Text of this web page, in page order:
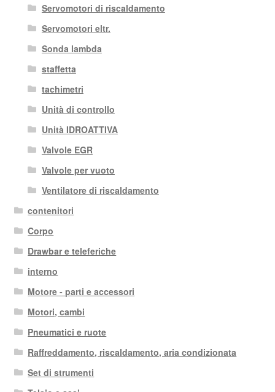
Servomotori di riscaldamento
Servomotori eltr.
Sonda lambda
staffetta
tachimetri
Unità di controllo
Unità IDROATTIVA
Valvole EGR
Valvole per vuoto
Ventilatore di riscaldamento
contenitori
Corpo
Drawbar e teleferiche
interno
Motore - parti e accessori
Motori, cambi
Pneumatici e ruote
Raffreddamento, riscaldamento, aria condizionata
Set di strumenti